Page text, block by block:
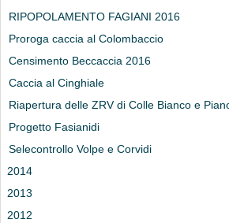
RIPOPOLAMENTO FAGIANI 2016
Proroga caccia al Colombaccio
Censimento Beccaccia 2016
Caccia al Cinghiale
Riapertura delle ZRV di Colle Bianco e
Progetto Fasianidi
Selecontrollo Volpe e Corvidi
2014
2013
2012